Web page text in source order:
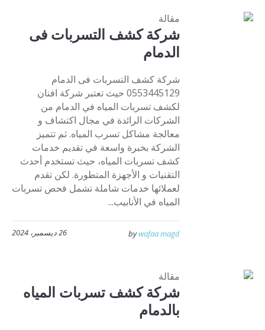
مقالة
شركة كشف التسربات فى
الدمام
شركة كشف التسربات فى الدمام
0553445129 حيث تعتبر شركة افنان
لكشف تسربات المياه في الدمام من
الشركات الرائدة في مجال اكتشاف و
معالجة مشاكل تسرب المياه. ثم تتميز
الشركة بخبرة واسعة في تقديم خدمات
كشف تسربات المياه، حيث تستخدم أحدث
التقنيات و الأجهزة المتطورة. لكن تقدم
لعملائها خدمات شاملة تشمل فحص تسربات
المياه في الأنابيب...
26 ديسمبر، 2024 bywafaa magd
مقالة
شركة كشف تسربات المياه
بالدمام